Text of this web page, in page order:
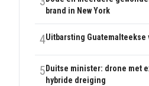
brand in New York
4Uitbarsting
5 Duitse minister: drone met
hybride dreiging